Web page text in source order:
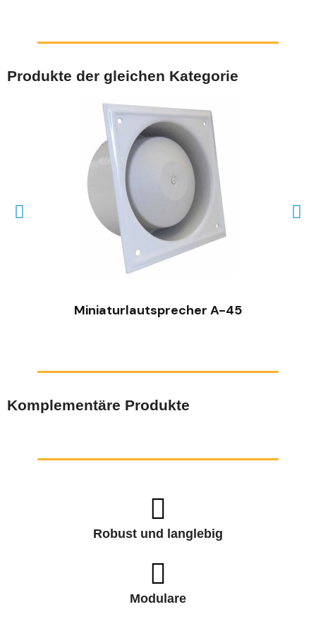
Produkte der gleichen Kategorie
SCHNELLANSICHT
Miniaturlautsprecher A-45
Komplementäre Produkte
Robust und langlebig
Modulare